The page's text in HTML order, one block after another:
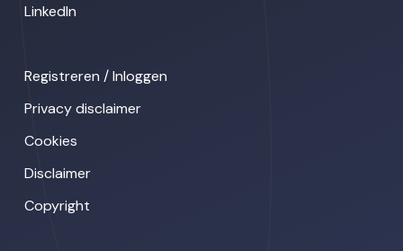
LinkedIn
Registreren / Inloggen
Privacy disclaimer
Cookies
Disclaimer
Copyright